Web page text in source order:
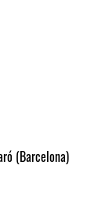
(Barcelona)